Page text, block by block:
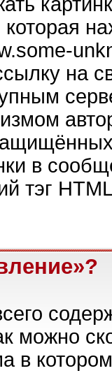
которая
на
в
тэг
можно
в